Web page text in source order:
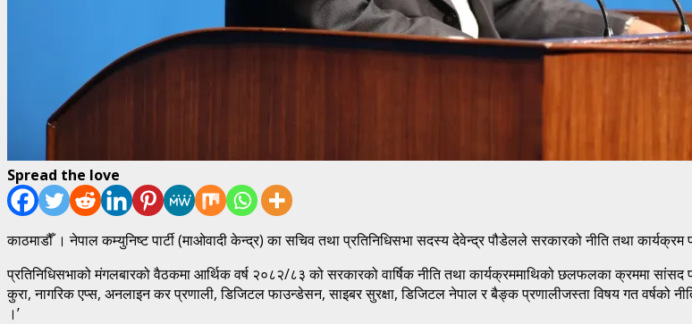
Spread the love
काठमाडौँ । नेपाल कम्युनिष्ट पार्टी (माओवादी केन्द्र) का सचिव तथा प्रतिनिधिसभा सदस्य देवेन्द्र पौडेलले सरकारको नीति तथा कार्यक्रम
प्रतिनिधिसभाको मंगलबारको वैठकमा आर्थिक वर्ष २०८२/८३ को सरकारको वार्षिक नीति तथा कार्यक्रममाथिको छलफलका क्रममा सांसद
कुरा, नागरिक एप्स, अनलाइन कर प्रणाली, डिजिटल फाउन्डेसन, साइबर सुरक्षा, डिजिटल नेपाल र बैङ्क प्रणालीजस्ता विषय गत वर्षको
।’